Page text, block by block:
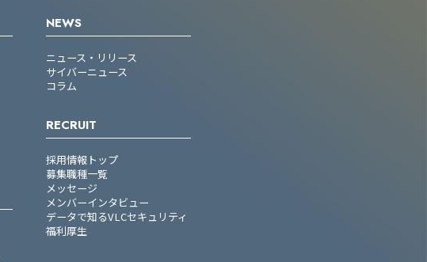
NEWS
ニュース・リリース
サイバーニュース
コラム
RECRUIT
採用情報トップ
募集職種一覧
メッセージ
メンバーインタビュー
データで知るVLCセキュリティ
福利厚生